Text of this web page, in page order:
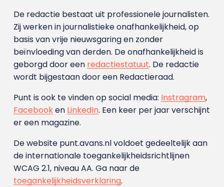
De redactie bestaat uit professionele journalisten.
Zij werken in journalistieke onafhankelijkheid, op
basis van vrije nieuwsgaring en zonder
beïnvloeding van derden. De onafhankelijkheid is
geborgd door een redactiestatuut. De redactie
wordt bijgestaan door een Redactieraad.
Punt is ook te vinden op social media: Instragram,
Facebooken LinkedIn. Een keer per jaar verschijnt
er een magazine.
De website punt.avans.nl voldoet gedeeltelijk aan
de internationale toegankelijkheidsrichtlijnen
WCAG 2.1, niveau AA. Ga naar de
toegankelijkheidsverklaring.